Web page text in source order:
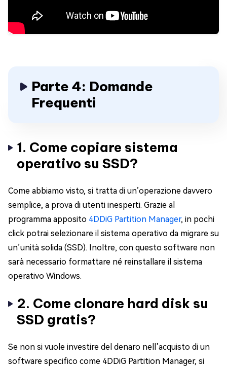
Parte 4: Domande
Frequenti
1. Come copiare sistema
operativo su SSD?
Come abbiamo visto, si tratta di un’operazione davvero
semplice, a prova di utenti inesperti. Grazie al
programma apposito 4DDiG Partition Manager, in pochi
click potrai selezionare il sistema operativo da migrare su
un’unità solida (SSD). Inoltre, con questo software non
sarà necessario formattare né reinstallare il sistema
operativo Windows.
2. Come clonare hard disk su
SSD gratis?
Se non si vuole investire del denaro nell’acquisto di un
software specifico come 4DDiG Partition Manager, si